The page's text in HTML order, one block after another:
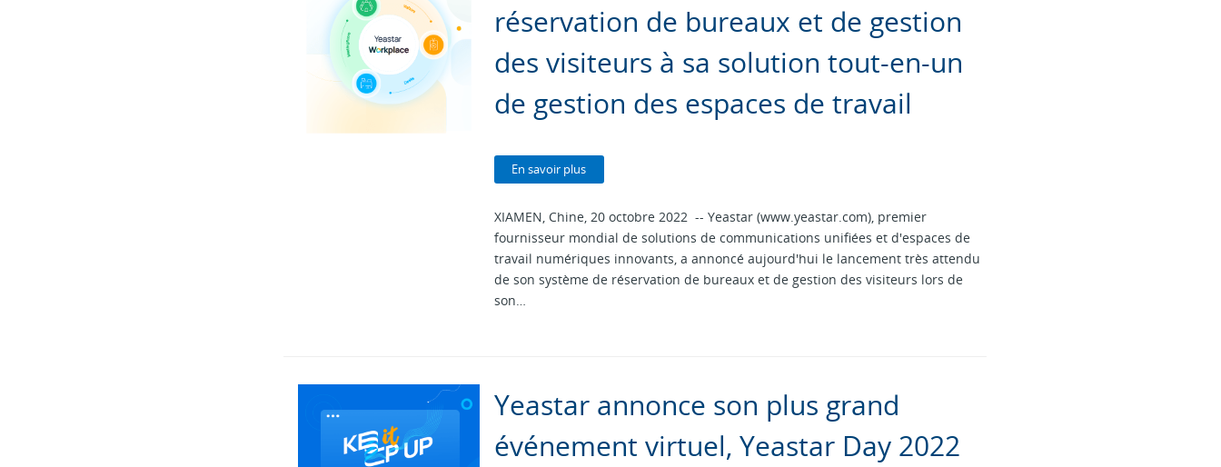
réservation de bureaux et de gestion
des visiteurs à sa solution tout-en-un
de gestion des espaces de travail
En savoir plus
XIAMEN, Chine, 20 octobre 2022 -- Yeastar (www.yeastar.com), premier
fournisseur mondial de solutions de communications unifiées et d'espaces de
travail numériques innovants, a annoncé aujourd'hui le lancement très attendu
de son système de réservation de bureaux et de gestion des visiteurs lors de
son…
Yeastar annonce son plus grand
événement virtuel, Yeastar Day 2022